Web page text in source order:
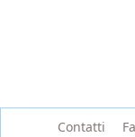
Contatti